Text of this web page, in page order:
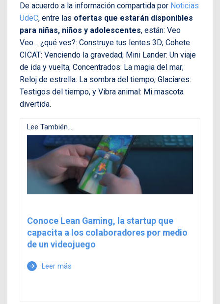
De acuerdo a la información compartida por Noticias
UdeC, entre las ofertas que estarán disponibles
para niñas, niños y adolescentes, están: Veo
Veo… ¿qué ves?: Construye tus lentes 3D; Cohete
CICAT: Venciendo la gravedad; Mini Lander: Un viaje
de ida y vuelta; Concentrados: La magia del mar;
Reloj de estrella: La sombra del tiempo; Glaciares:
Testigos del tiempo, y Vibra animal: Mi mascota
divertida.
Lee También...
Conoce Lean Gaming, la startup que
capacita a los colaboradores por medio
de un videojuego
arrow_forward Leer más